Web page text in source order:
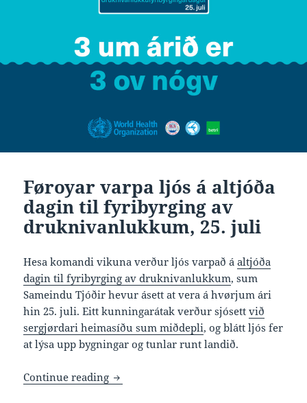
Føroyar varpa ljós á altjóða
dagin til fyribyrging av
druknivanlukkum, 25. juli
Hesa komandi vikuna verður ljós varpað áaltjóða
dagin til fyribyrging av druknivanlukkum, sum
Sameindu Tjóðir hevur ásett at vera á hvørjum ári
hin 25. juli. Eitt kunningarátak verður sjósettvið
sergjørdari heimasíðu sum miðdepli, og blátt ljós fer
at lýsa upp bygningar og tunlar runt landið.
Continue reading Føroyar varpa ljós á altjóða dagin til